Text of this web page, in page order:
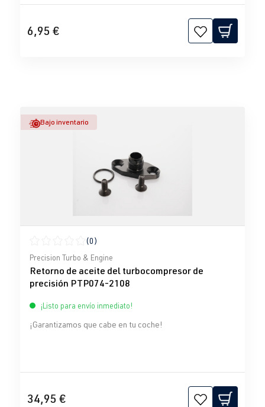
6,95 €
Bajo inventario
Calificación promedio de 0 de 5 estrellas
(0)
Precision Turbo & Engine
Retorno de aceite del turbocompresor de
precisión PTP074-2108
¡Listo para envío inmediato!
¡Garantizamos que cabe en tu coche!
34,95 €